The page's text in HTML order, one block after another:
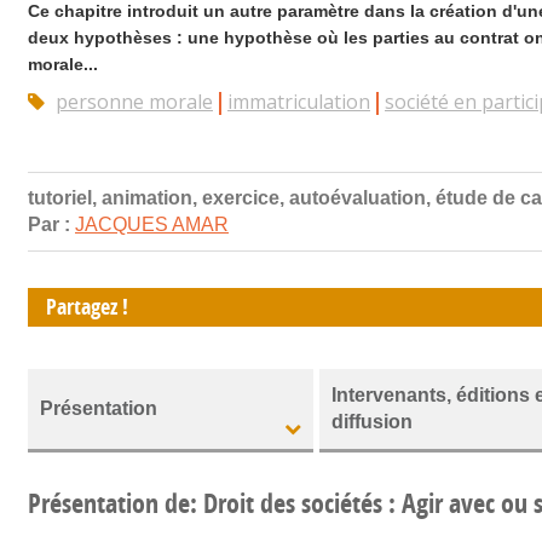
Ce chapitre introduit un autre paramètre dans la création
deux hypothèses : une hypothèse où les parties au contrat
morale...
personne morale immatriculation société en
tutoriel, animation, exercice, autoévaluation, étude de
Par : JACQUES AMAR
Partagez !
Présentation
Intervenants, éditions
diffusion
Présentation de: Droit des sociétés : Agir avec ou